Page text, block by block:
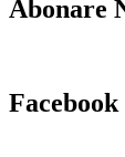
Abonare
Facebook